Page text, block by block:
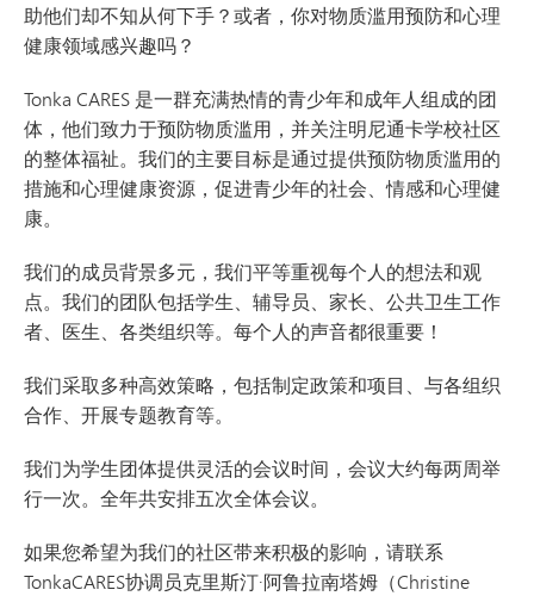
助他们却不知从何下手？或者，你对物质滥用预防和心理
健康领域感兴趣吗？
Tonka CARES 是一群充满热情的青少年和成年人组成的团
体，他们致力于预防物质滥用，并关注明尼通卡学校社区
的整体福祉。我们的主要目标是通过提供预防物质滥用的
措施和心理健康资源，促进青少年的社会、情感和心理健
康。
我们的成员背景多元，我们平等重视每个人的想法和观
点。我们的团队包括学生、辅导员、家长、公共卫生工作
者、医生、各类组织等。每个人的声音都很重要！
我们采取多种高效策略，包括制定政策和项目、与各组织
合作、开展专题教育等。
我们为学生团体提供灵活的会议时间，会议大约每两周举
行一次。全年共安排五次全体会议。
如果您希望为我们的社区带来积极的影响，请联系
TonkaCARES协调员克里斯汀·阿鲁拉南塔姆（Christine